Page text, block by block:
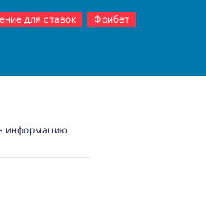
для ставок Фрибет
информацию